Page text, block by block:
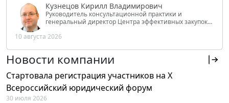
Кузнецов Кирилл Владимирович
Руководитель консультационной практики и
генеральный директор Центра эффективных закупок
РФ
10 августа 2026
Новости компании
Стартовала регистрация участников на X
Всероссийский юридический форум
30 июля 2026